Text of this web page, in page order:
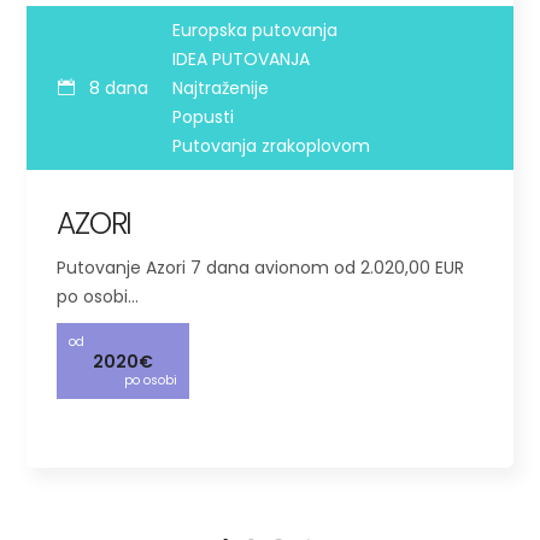
8 dana
Europska putovanja
IDEA PUTOVANJA
Najtraženije
Popusti
Putovanja zrakoplovom
AZORI
Putovanje Azori 7 dana avionom od 2.020,00 EUR
po osobi…
od
2020€
po osobi